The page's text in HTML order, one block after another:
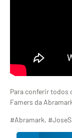
Para conferir todos
Famers da
#Abramark,